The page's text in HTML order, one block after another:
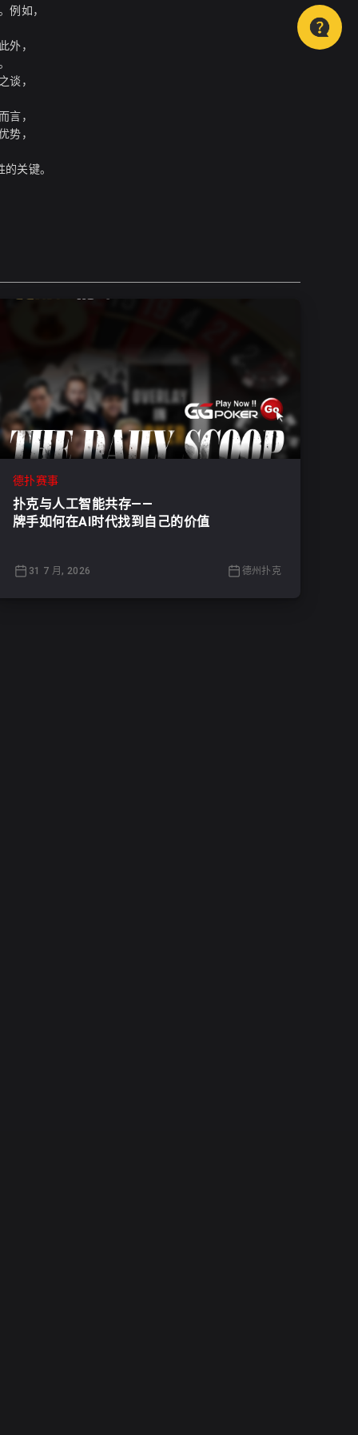
例如，
外，
谈，
言，
势，
关键。
德扑赛事
扑克与人工智能共存——
牌手如何在AI时代找到自己的价值
31 7 月, 2026 德州扑克